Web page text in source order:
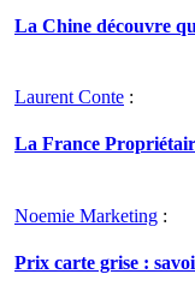
La Chine découvre
Laurent Conte :
La France
Noemie Marketing :
Prix carte grise :